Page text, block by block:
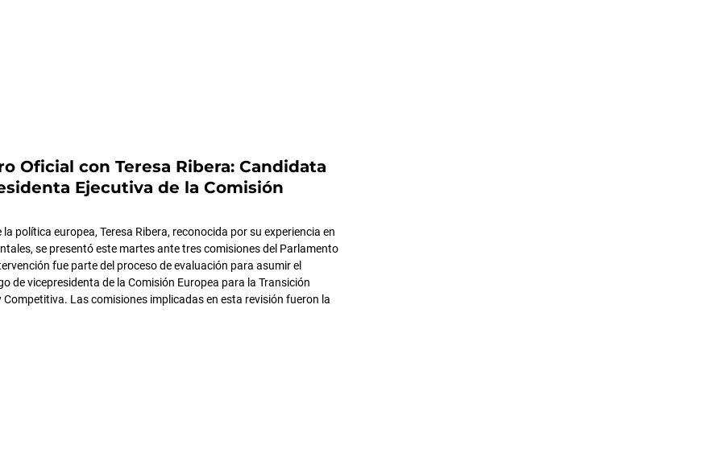
Oficial con Teresa Ribera: Candidata
Ejecutiva de la Comisión
la política europea, Teresa Ribera, reconocida por su experiencia en
se presentó este martes ante tres comisiones del Parlamento
fue parte del proceso de evaluación para asumir el
de vicepresidenta de la Comisión Europea para la Transición
Las comisiones implicadas en esta revisión fueron la